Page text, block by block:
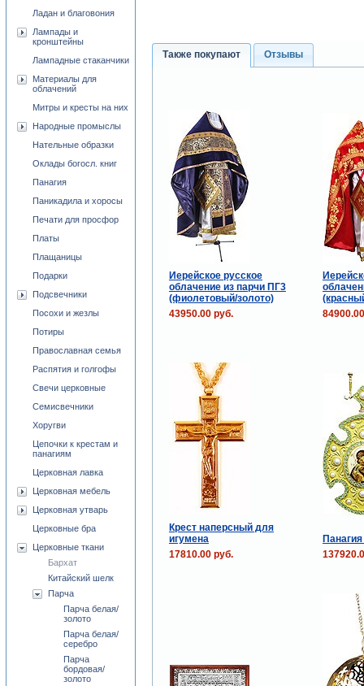
Также покупают Отзывы
Иерейское русское
облачение из парчи ПГ3
(фиолетовый/золото)
43950.00 руб.
Крест наперсный для
игумена
17810.00 руб.
Ладан и благовония
Лампады и
кронштейны
Лампадные стаканчики
Материалы для
облачений
Митры и кресты на них
Народные промыслы
Нательные образки
Оклады богосл. книг
Панагия
Паникадила и хоросы
Печати для просфор
Платы
Плащаницы
Подарки
Подсвечники
Посохи и жезлы
Потиры
Православная семья
Распятия и голгофы
Свечи церковные
Семисвечники
Хоругви
Цепочки к крестам и
панагиям
Церковная лавка
Церковная мебель
Церковная утварь
Церковные бра
Церковные ткани
Бархат
Китайский шелк
Парча
Парча белая/
золото
Парча белая/
серебро
Парча
бордовая/
золото